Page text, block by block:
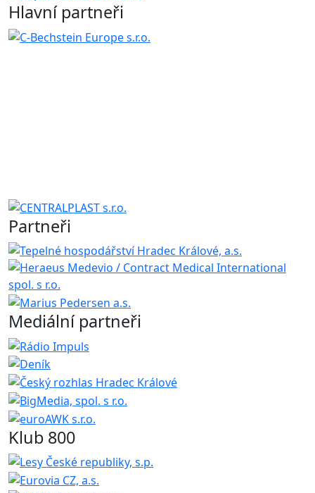
Hlavní partneři
Partneři
Mediální partneři
Klub 800